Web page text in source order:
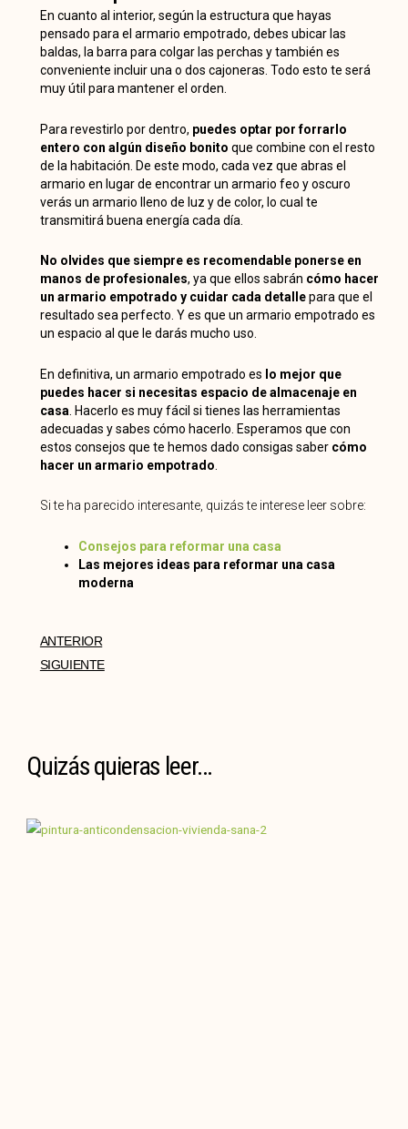
En cuanto al interior, según la estructura que hayas
pensado para el armario empotrado, debes ubicar las
baldas, la barra para colgar las perchas y también es
conveniente incluir una o dos cajoneras. Todo esto te será
muy útil para mantener el orden.
Para revestirlo por dentro, puedes optar por forrarlo
entero con algún diseño bonito que combine con el resto
de la habitación. De este modo, cada vez que abras el
armario en lugar de encontrar un armario feo y oscuro
verás un armario lleno de luz y de color, lo cual te
transmitirá buena energía cada día.
No olvides que siempre es recomendable ponerse en
manos de profesionales, ya que ellos sabrán cómo hacer
un armario empotrado y cuidar cada detallepara que el
resultado sea perfecto. Y es que un armario empotrado es
un espacio al que le darás mucho uso.
En definitiva, un armario empotrado es lo mejor que
puedes hacer si necesitas espacio de almacenaje en
casa . Hacerlo es muy fácil si tienes las herramientas
adecuadas y sabes cómo hacerlo. Esperamos que con
estos consejos que te hemos dado consigas saber cómo
hacer un armario empotrado
Si te ha parecido interesante, quizás te interese leer sobre:
Consejos para reformar una casa
Las mejores ideas para reformar una casa
moderna
ANTERIOR
SIGUIENTE
Quizás quieras leer...